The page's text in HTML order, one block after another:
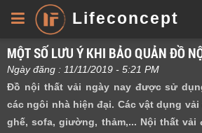
Lifeconcept
MỘT SỐ LƯU Ý KHI BẢO QUẢN ĐỒ
Ngày đăng : 11/11/2019 - 5:21 PM
Đồ nội thất vải ngày nay được sử
các ngôi nhà hiện đại. Các vật dụng
ghế, sofa, giường, thảm,... Nội thất vải